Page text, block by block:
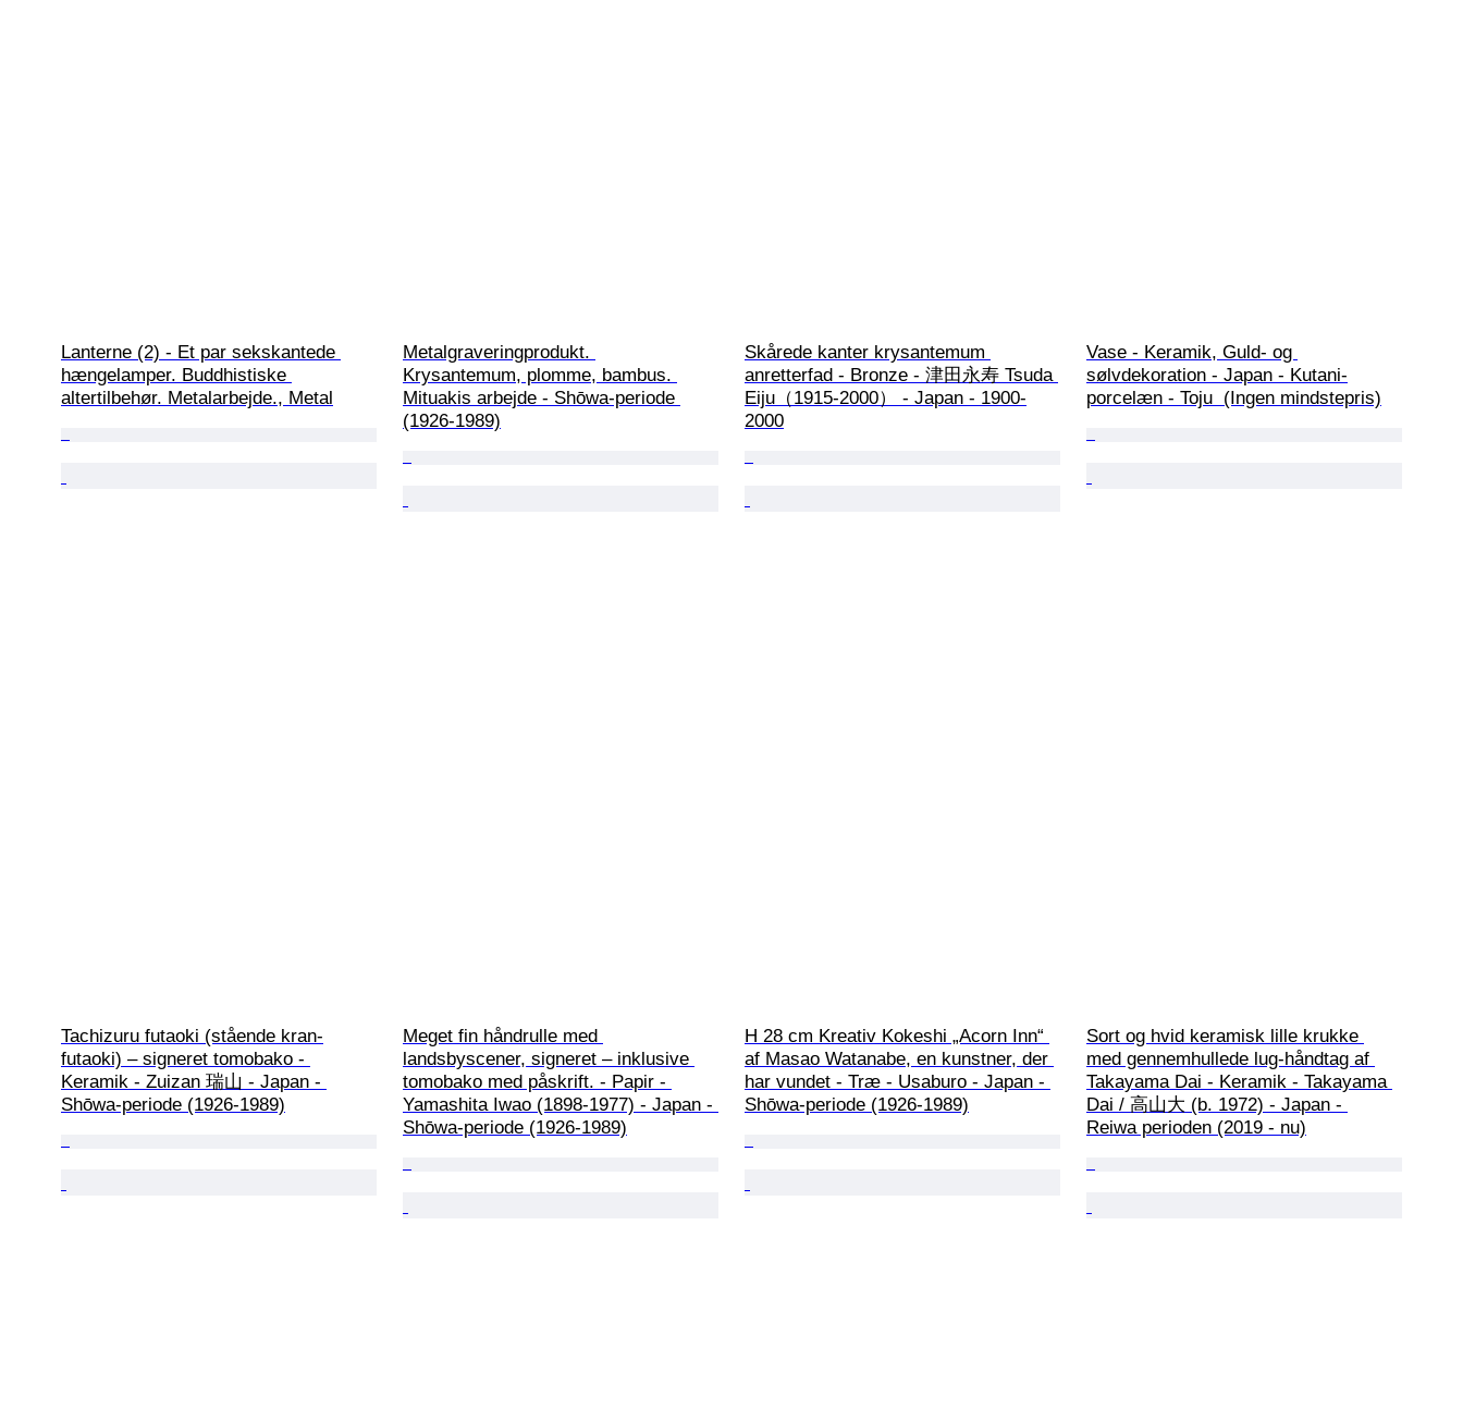
Lanterne (2) - Et par sekskantede
hængelamper. Buddhistiske
altertilbehør. Metalarbejde., Metal
Metalgraveringprodukt.
Krysantemum, plomme, bambus.
Mituakis arbejde - Shōwa-periode
(1926-1989)
Skårede kanter krysantemum
anretterfad - Bronze - 津田永寿 Tsuda
Eiju（1915-2000） - Japan - 1900-
2000
Vase - Keramik, Guld- og
sølvdekoration - Japan - Kutani-
porcelæn - Toju  (Ingen mindstepris)
Tachizuru futaoki (stående kran-
futaoki) – signeret tomobako -
Keramik - Zuizan 瑞山 - Japan -
Shōwa-periode (1926-1989)
Meget fin håndrulle med
landsbyscener, signeret – inklusive
tomobako med påskrift. - Papir -
Yamashita Iwao (1898-1977) - Japan -
Shōwa-periode (1926-1989)
H 28 cm Kreativ Kokeshi „Acorn Inn“
af Masao Watanabe, en kunstner, der
har vundet - Træ - Usaburo - Japan -
Shōwa-periode (1926-1989)
Sort og hvid keramisk lille krukke
med gennemhullede lug-håndtag af
Takayama Dai - Keramik - Takayama
Dai / 高山大 (b. 1972) - Japan -
Reiwa perioden (2019 - nu)